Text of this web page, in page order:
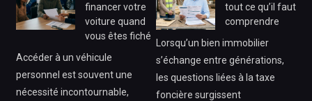
financer votre
voiture quand
vous êtes fiché
Accéder à un véhicule
personnel est souvent une
nécessité incontournable,
tout ce qu’il faut
comprendre
Lorsqu’un bien immobilier
s’échange entre générations,
les questions liées à la taxe
foncière surgissent